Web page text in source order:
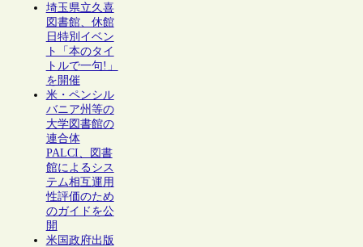
埼玉県立久喜
図書館、休館
日特別イベン
ト「本のタイ
トルで一句!」
を開催
米・ペンシル
バニア州等の
大学図書館の
連合体
PALCI、図書
館によるシス
テム相互運用
性評価のため
のガイドを公
開
米国政府出版